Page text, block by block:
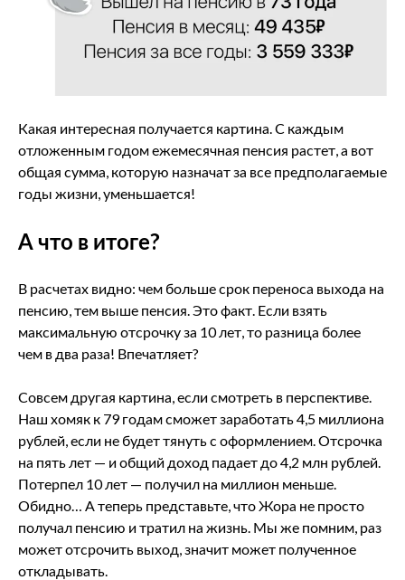
Какая интересная получается картина. С каждым
отложенным годом ежемесячная пенсия растет, а вот
общая сумма, которую назначат за все предполагаемые
годы жизни, уменьшается!
А что в итоге?
В расчетах видно: чем больше срок переноса выхода на
пенсию, тем выше пенсия. Это факт. Если взять
максимальную отсрочку за 10 лет, то разница более
чем в два раза! Впечатляет?
Совсем другая картина, если смотреть в перспективе.
Наш хомяк к 79 годам сможет заработать 4,5 миллиона
рублей, если не будет тянуть с оформлением. Отсрочка
на пять лет — и общий доход падает до 4,2 млн рублей.
Потерпел 10 лет — получил на миллион меньше.
Обидно… А теперь представьте, что Жора не просто
получал пенсию и тратил на жизнь. Мы же помним, раз
может отсрочить выход, значит может полученное
откладывать.